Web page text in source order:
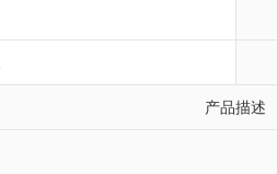
产品描述